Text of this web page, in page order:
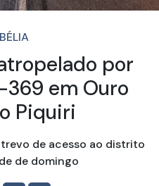
por
369 em Ouro
Piquiri
de acesso ao distrito
de domingo